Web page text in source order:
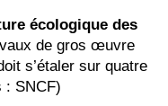
écologique des
de gros œuvre
s’étaler sur quatre
: SNCF)